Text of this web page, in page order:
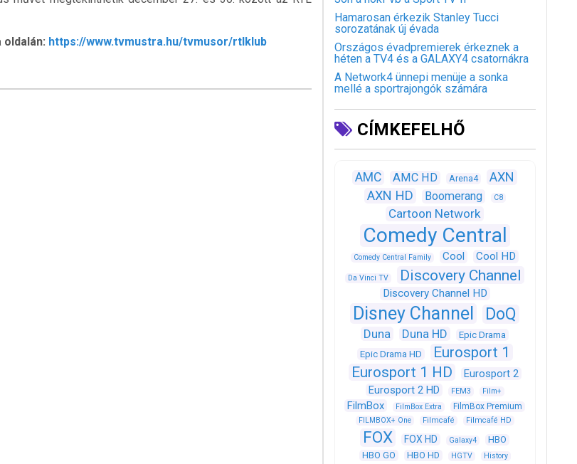
oldalán: https://www.tvmustra.hu/tvmusor/rtlklub
Hamarosan érkezik Stanley Tucci
sorozatának új évada
Országos évadpremierek érkeznek a
héten a TV4 és a GALAXY4 csatornákra
A Network4 ünnepi menüje a sonka
mellé a sportrajongók számára
CÍMKEFELHŐ
AMC AMC HD Arena4
AXN
AXN HD
Boomerang C8
Cartoon Network
Comedy Central
Comedy Central Family Cool Cool HD
Da Vinci TV Discovery Channel
Discovery Channel HD
Disney Channel DoQ
Duna Duna HD
Epic Drama
Epic Drama HD
Eurosport 1
Eurosport 1 HD
Eurosport 2
Eurosport 2 HD
FEM3 Film+
FilmBox FilmBox Extra FilmBox Premium
FILMBOX+ One Filmcafé Filmcafé HD
FOX FOX HD Galaxy4
HBO
HBO GO
HBO HD HGTV
History